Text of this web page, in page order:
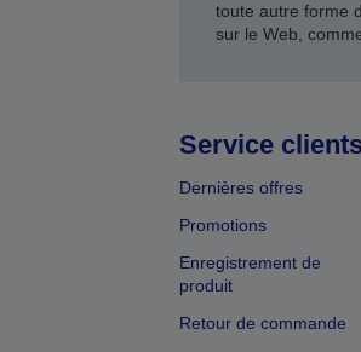
toute autre forme
sur le Web,
Service
Dernières offres
Promotions
Enregistrement de
produit
Retour de commande